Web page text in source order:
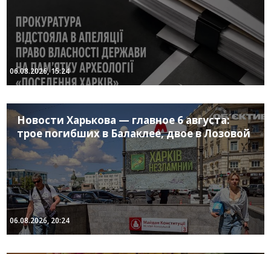
06.08.2026, 15:24
Новости Харькова — главное 6 августа:
трое погибших в Балаклее, двое в Лозовой
06.08.2026, 20:24